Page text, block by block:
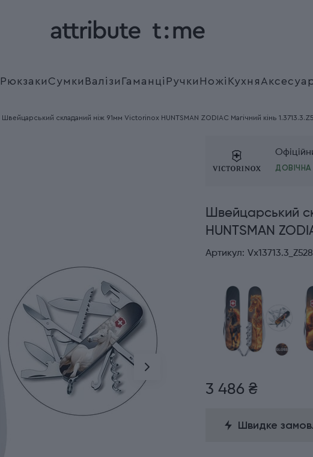
Рюкзаки Сумки Валізи Гаманці Ручки Ножі Кухня
Швейцарський складаний ніж 91мм Victorinox HUNTSMAN ZODIAC Магічний кінь
ДОВІЧНА
Швейцарський
HUNTSMAN
Артикул:
3 486 ₴
Швидке